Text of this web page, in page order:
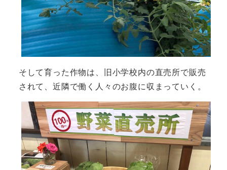
そして育った作物は、旧小学校内の直売所で販売
されて、近隣で働く人々のお腹に収まっていく。